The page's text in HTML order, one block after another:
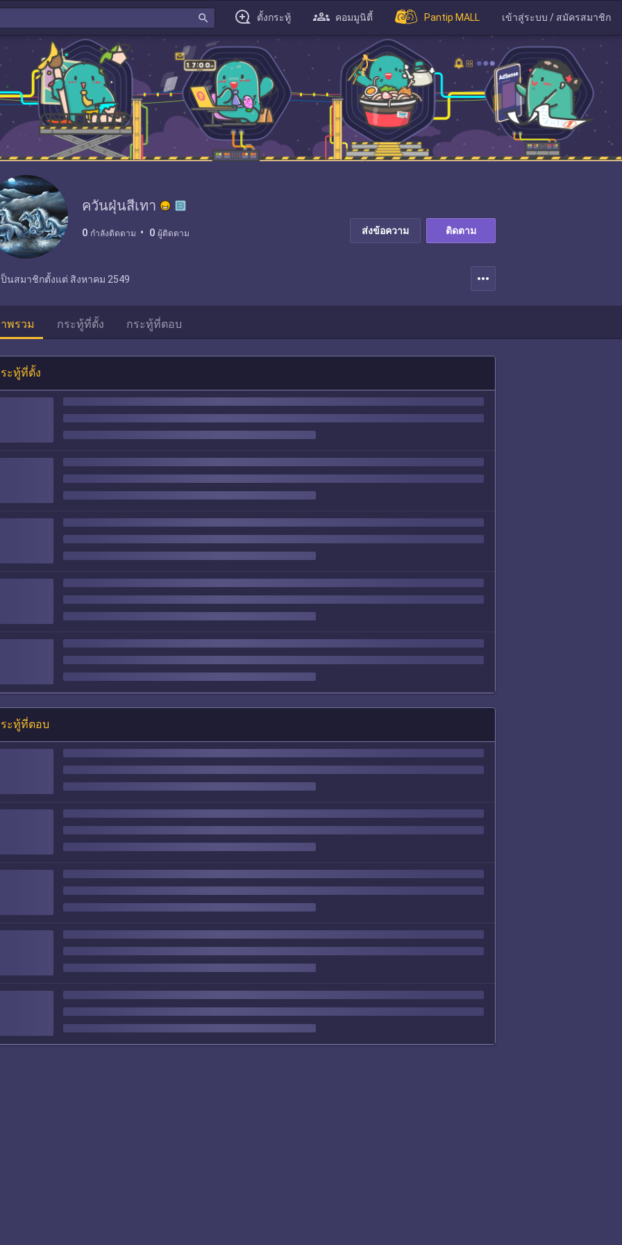
search ตั้งกระทู้ คอมมูนิตี้ Pantip MALL เข้าสู่ระบบ / สมัครสมาชิก
ควันฝุ่นสีเทา
0 กำลังติดตาม 0 ผู้ติดตาม ส่งข้อความ ติดตาม
ป็นสมาชิกตั้งแต่ สิงหาคม 2549 more_horiz
พรวม กระทู้ที่ตั้ง กระทู้ที่ตอบ
ะทู้ที่ตั้ง
ะทู้ที่ตอบ